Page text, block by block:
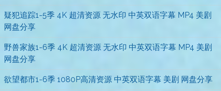
疑犯追踪1-5季 4K 超清资源 无水印 中英双语字幕 MP4 美剧
网盘分享
野兽家族1-6季 4K 超清资源 无水印 中英双语字幕 MP4 美剧
网盘分享
欲望都市1-6季 1080P高清资源 中英双语字幕 美剧 网盘分享